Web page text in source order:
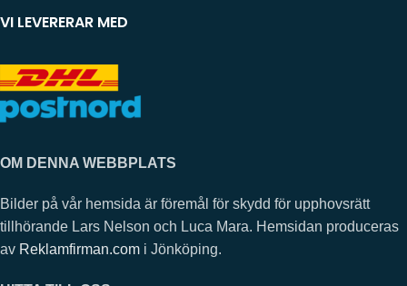
VI LEVERERAR MED
OM DENNA WEBBPLATS
Bilder på vår hemsida är föremål för skydd för upphovsrätt
tillhörande Lars Nelson och Luca Mara. Hemsidan produceras
av Reklamfirman.com i Jönköping.